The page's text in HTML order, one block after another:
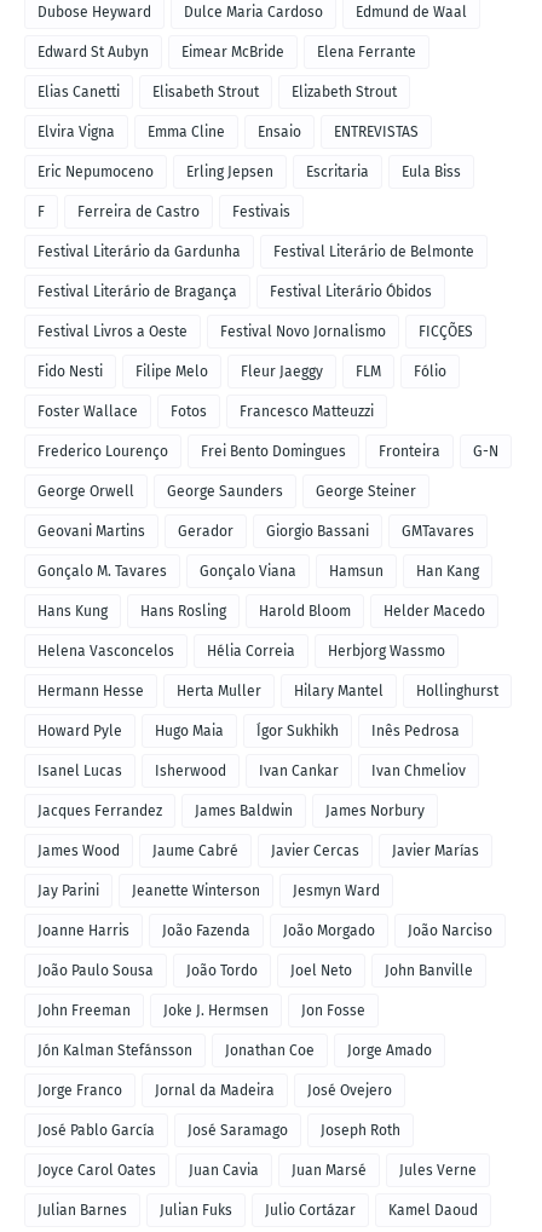
Dubose Heyward Dulce Maria Cardoso Edmund de Waal
Edward St Aubyn Eimear McBride Elena Ferrante
Elias Canetti Elisabeth Strout Elizabeth Strout
Elvira Vigna Emma Cline Ensaio ENTREVISTAS
Eric Nepumoceno Erling Jepsen Escritaria Eula Biss
F Ferreira de Castro Festivais
Festival Literário da Gardunha Festival Literário de Belmonte
Festival Literário de Bragança Festival Literário Óbidos
Festival Livros a Oeste Festival Novo Jornalismo FICÇÕES
Fido Nesti Filipe Melo Fleur Jaeggy FLM Fólio
Foster Wallace Fotos Francesco Matteuzzi
Frederico Lourenço Frei Bento Domingues Fronteira G-N
George Orwell George Saunders George Steiner
Geovani Martins Gerador Giorgio Bassani GMTavares
Gonçalo M. Tavares Gonçalo Viana Hamsun Han Kang
Hans Kung Hans Rosling Harold Bloom Helder Macedo
Helena Vasconcelos Hélia Correia Herbjorg Wassmo
Hermann Hesse Herta Muller Hilary Mantel Hollinghurst
Howard Pyle Hugo Maia Ígor Sukhikh Inês Pedrosa
Isanel Lucas Isherwood Ivan Cankar Ivan Chmeliov
Jacques Ferrandez James Baldwin James Norbury
James Wood Jaume Cabré Javier Cercas Javier Marías
Jay Parini Jeanette Winterson Jesmyn Ward
Joanne Harris João Fazenda João Morgado João Narciso
João Paulo Sousa João Tordo Joel Neto John Banville
John Freeman Joke J. Hermsen Jon Fosse
Jón Kalman Stefánsson Jonathan Coe Jorge Amado
Jorge Franco Jornal da Madeira José Ovejero
José Pablo García José Saramago Joseph Roth
Joyce Carol Oates Juan Cavia Juan Marsé Jules Verne
Julian Barnes Julian Fuks Julio Cortázar Kamel Daoud